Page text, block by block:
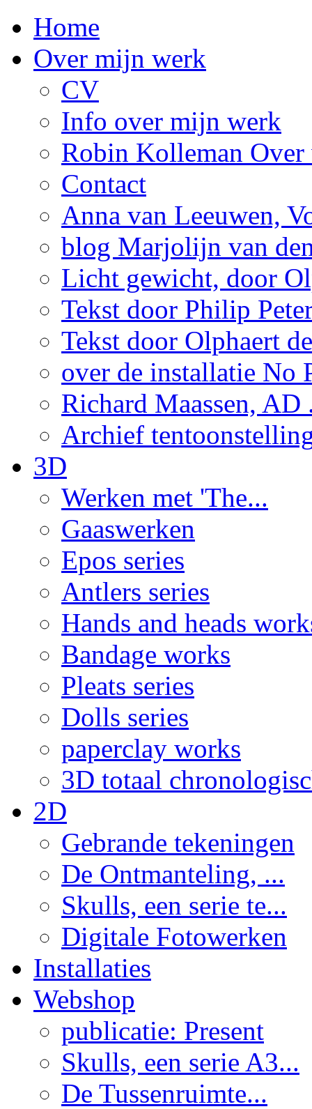
Home
Over mijn werk
CV
Info over mijn werk
Robin Kolleman
Contact
Anna van Leeuwen,
blog Marjolijn van
Licht gewicht, door
Tekst door Philip
Tekst door Olphaert
over de installatie No
Richard Maassen, AD
Archief
3D
Werken met 'The...
Gaaswerken
Epos series
Antlers series
Hands and heads
Bandage works
Pleats series
Dolls series
paperclay works
3D totaal
2D
Gebrande tekeningen
De Ontmanteling, ...
Skulls, een serie te...
Digitale Fotowerken
Installaties
Webshop
publicatie: Present
Skulls, een serie A3...
De Tussenruimte...